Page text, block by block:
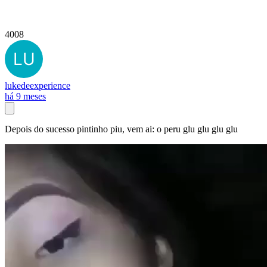
4008
lukedeexperience
há 9 meses
Depois do sucesso pintinho piu, vem ai: o peru glu glu glu glu